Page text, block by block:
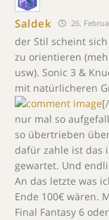
Saldek 26.
der Stil scheint
zu orientieren
usw). Sonic 3 &
mit natürlicheren
nur mal so
so übertrieben
dafür zahle ist das
gewartet. Und
An das letzte was
Ende 100€ wären.
Final Fantasy 6